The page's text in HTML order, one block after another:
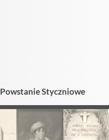
Powstanie Styczniowe